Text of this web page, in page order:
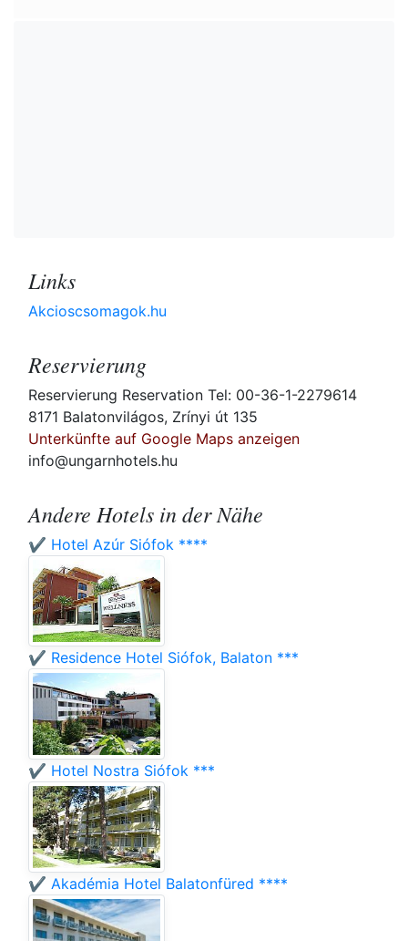
Links
Akcioscsomagok.hu
Reservierung
Reservierung Reservation Tel: 00-36-1-2279614
8171 Balatonvilágos, Zrínyi út 135
Unterkünfte auf Google Maps anzeigen
info@ungarnhotels.hu
Andere Hotels in der Nähe
✔️ Hotel Azúr Siófok ****
✔️ Residence Hotel Siófok, Balaton ***
✔️ Hotel Nostra Siófok ***
✔️ Akadémia Hotel Balatonfüred ****